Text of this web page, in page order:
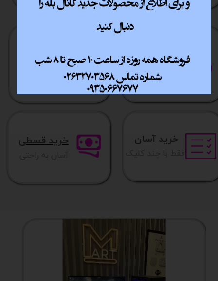
پشتیبانی انلاین ارسال سریع
​​سراسر ایران
خرید آسان خرید قسطی